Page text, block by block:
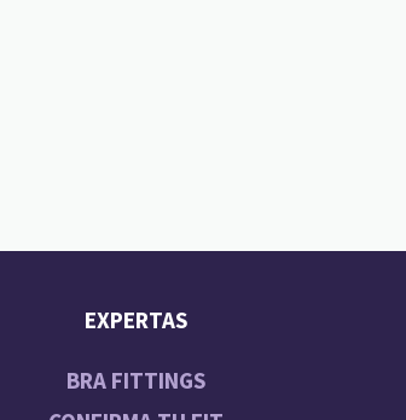
EXPERTAS
BRA FITTINGS